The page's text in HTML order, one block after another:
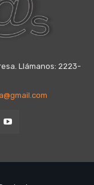
Llámanos: 2223-